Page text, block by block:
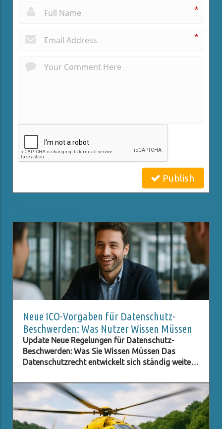
*
*
Publish
Neue ICO-Vorgaben für Datenschutz-
Beschwerden: Was Nutzer Wissen Müssen
Update Neue Regelungen für Datenschutz-
Beschwerden: Was Sie Wissen Müssen Das
Datenschutzrecht entwickelt sich ständig weiter,
Schutz persönlicher Daten immer wichtiger wird.
Eine der neuesten Entwicklungen betrifft die ICO
(Information Commissioner's Office) im
Vereinigten Königreich, die neue Verpflichtungen